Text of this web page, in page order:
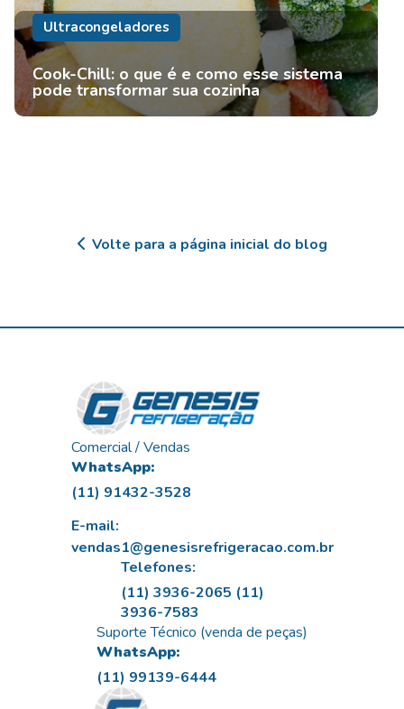
Ultracongeladores
Cook-Chill: o que é e como esse sistema
pode transformar sua cozinha
Volte para a página inicial do blog
Comercial / Vendas
WhatsApp:
(11) 91432-3528
E-mail:
vendas1@genesisrefrigeracao.com.br
Telefones:
(11) 3936-2065 (11)
3936-7583
Suporte Técnico (venda de peças)
WhatsApp:
(11) 99139-6444